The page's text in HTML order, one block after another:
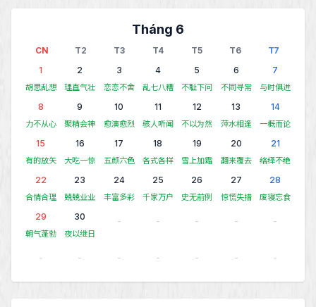
Tháng 6
CN T2 T3 T4 T5 T6
T7
1
胡思乱想
2
理直气壮
3
恋恋不舍
4
乱七八糟
5
不耻下问
6
不同寻常
7
与时俱进
8
力不从心
9
聚精会神
10
愈演愈烈
11
骇人听闻
12
不以为然
13
萍水相逢
14
一概而论
15
有的放矢
16
大吃一惊
17
五颜六色
18
各式各样
19
雪上加霜
20
翻来覆去
21
络绎不绝
22
合情合理
23
兢兢业业
24
丰富多彩
25
千家万户
26
史无前例
27
惊慌失措
28
废寝忘食
29
朝气蓬勃
30
夜以继日
- - - - -
- - - - - - -